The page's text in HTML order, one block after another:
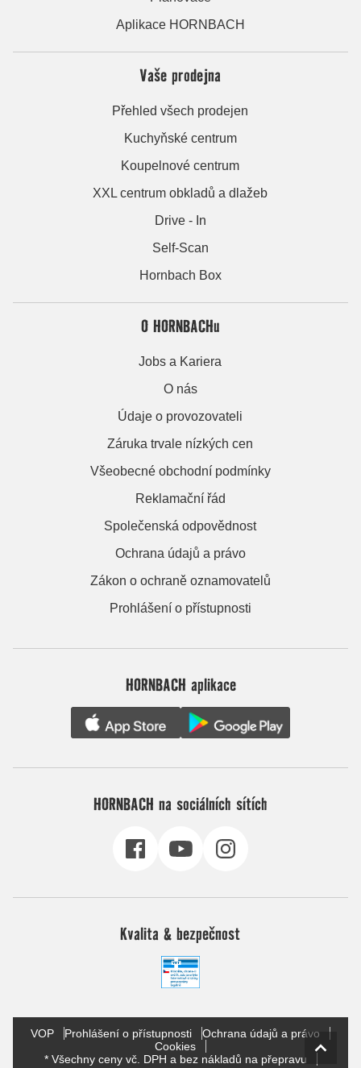
Aplikace HORNBACH
Vaše prodejna
Přehled všech prodejen
Kuchyňské centrum
Koupelnové centrum
XXL centrum obkladů a dlažeb
Drive - In
Self-Scan
Hornbach Box
O HORNBACHu
Jobs a Kariera
O nás
Údaje o provozovateli
Záruka trvale nízkých cen
Všeobecné obchodní podmínky
Reklamační řád
Společenská odpovědnost
Ochrana údajů a právo
Zákon o ochraně oznamovatelů
Prohlášení o přístupnosti
HORNBACH aplikace
HORNBACH na sociálních sítích
Kvalita & bezpečnost
VOP Prohlášení o přístupnosti
Ochrana údajů a právo
Cookies
* Všechny ceny vč. DPH a bez nákladů na přepravu